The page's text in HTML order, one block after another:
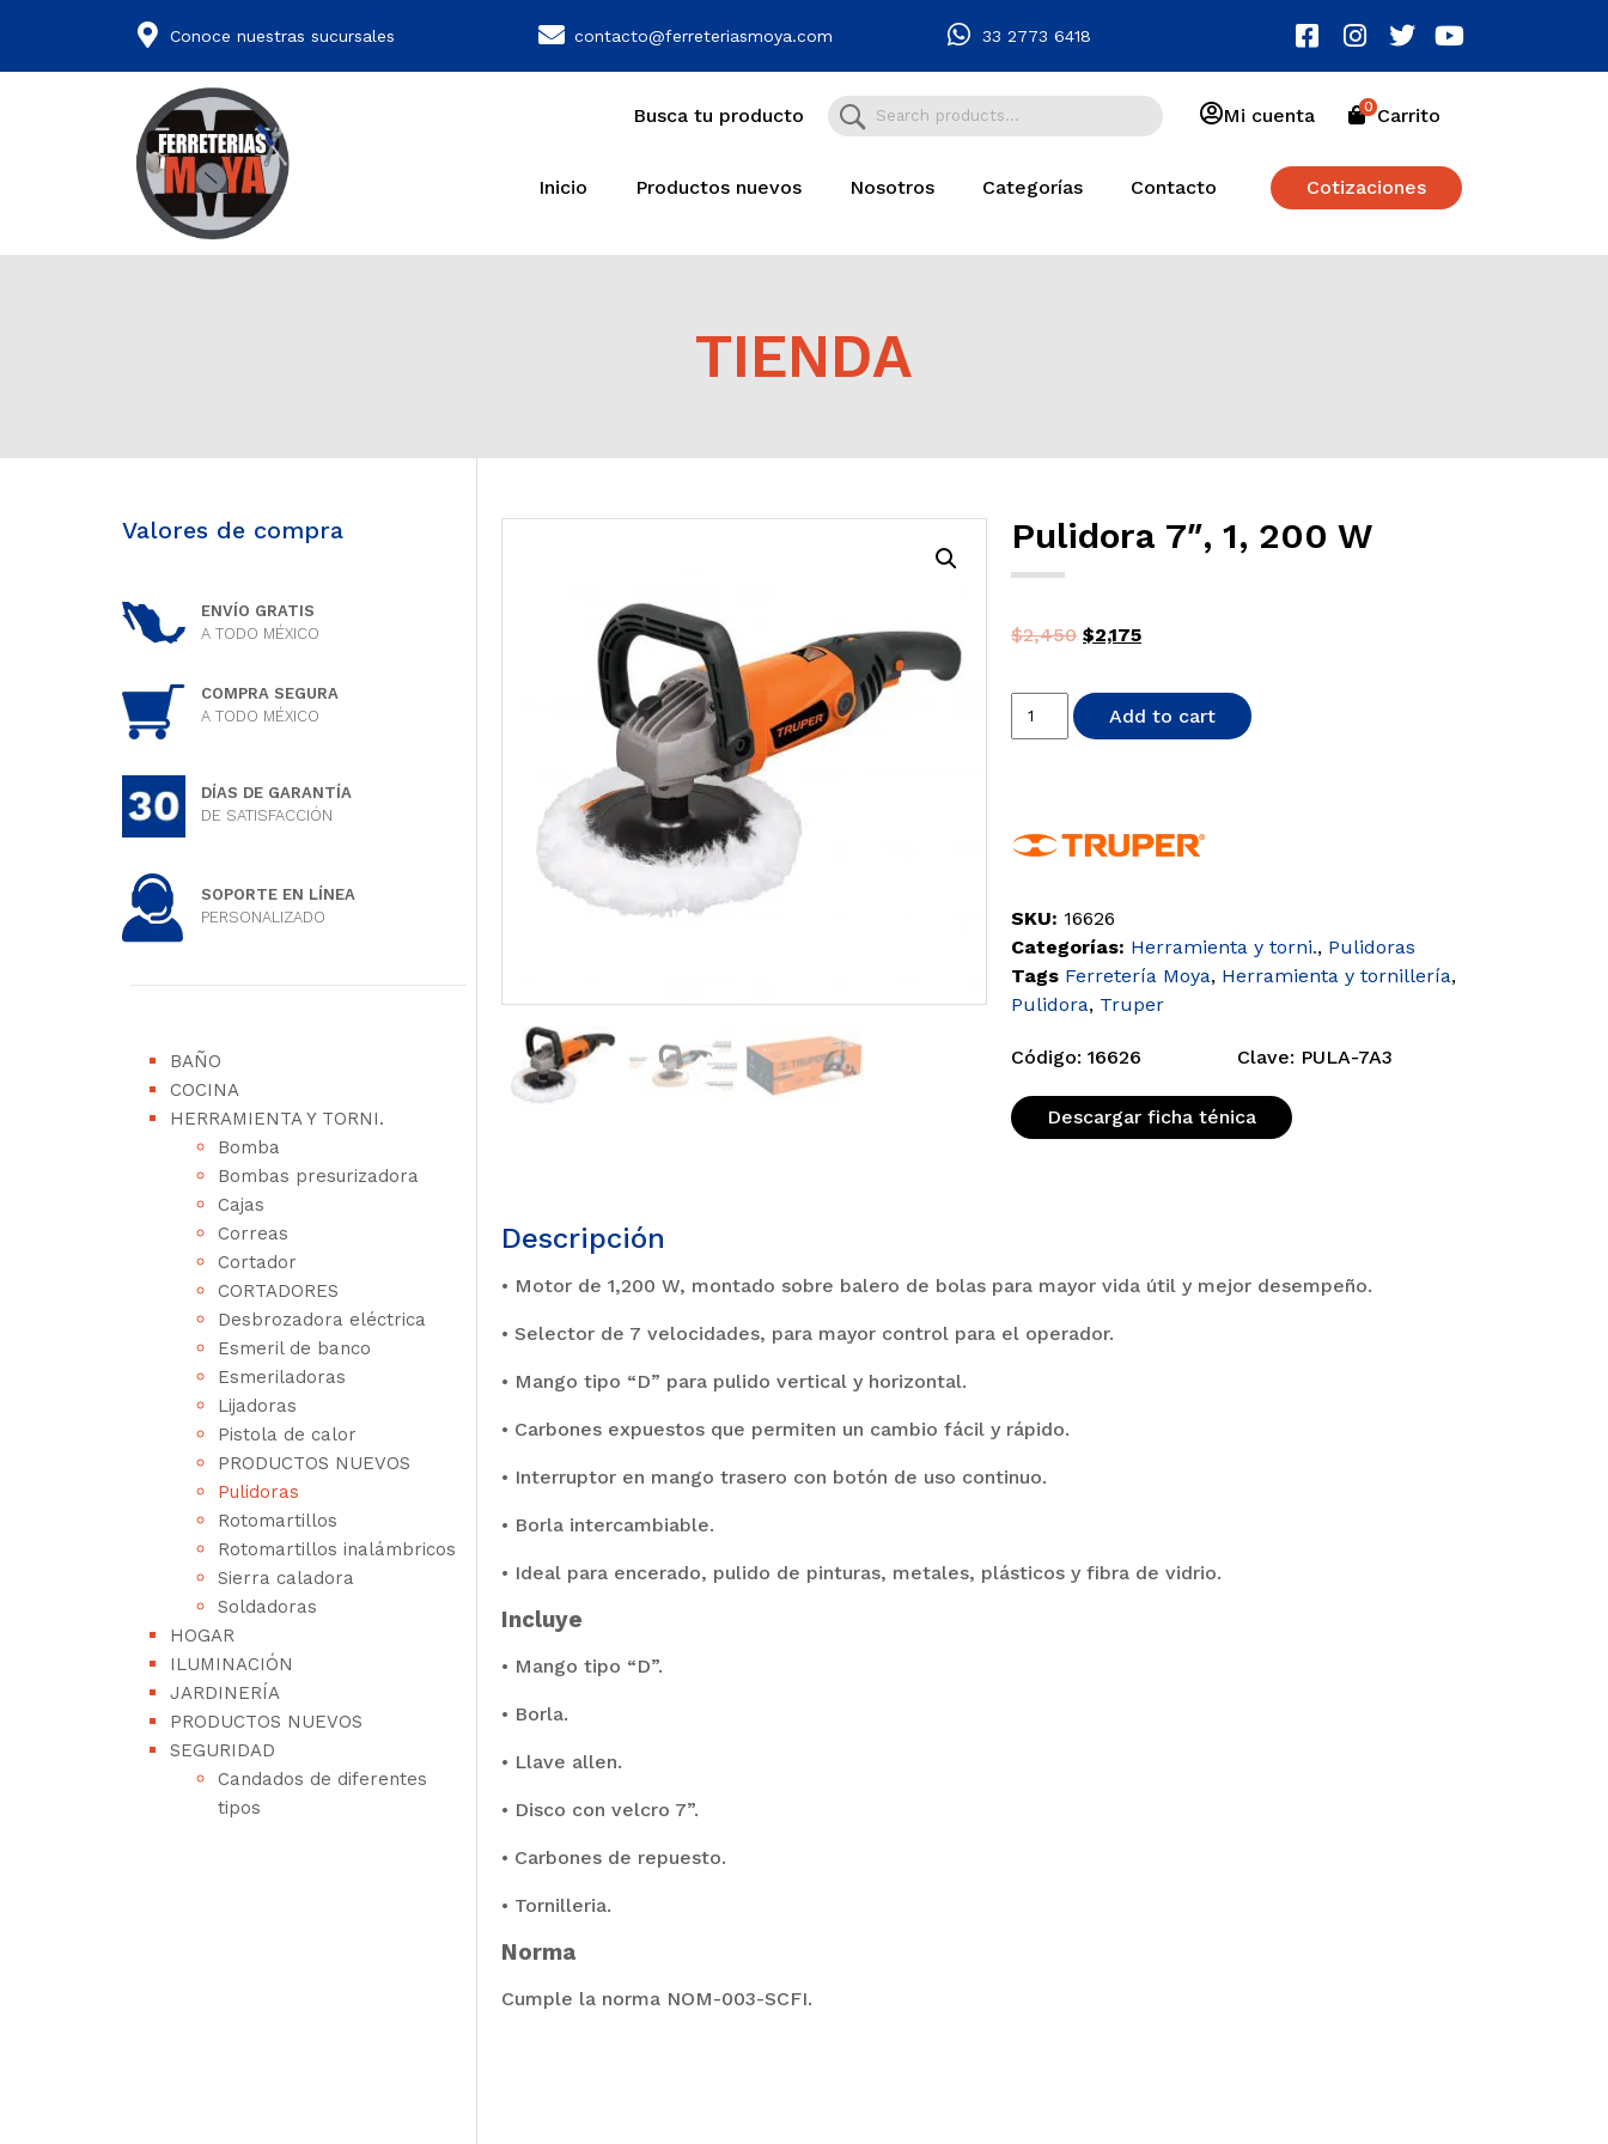
Conoce nuestras sucursales contacto@ferreteriasmoya.com 33 2773 6418
Busca tu producto Mi cuenta 0 Carrito
Inicio Productos nuevos Nosotros Categorías Contacto Cotizaciones
TIENDA
Valores de compra
ENVÍO GRATIS
A TODO MÉXICO
COMPRA SEGURA
A TODO MÉXICO
DÍAS DE GARANTÍA
DE SATISFACCIÓN
SOPORTE EN LÍNEA
PERSONALIZADO
BAÑO
COCINA
HERRAMIENTA Y TORNI.
Bomba
Bombas presurizadora
Cajas
Correas
Cortador
CORTADORES
Desbrozadora eléctrica
Esmeril de banco
Esmeriladoras
Lijadoras
Pistola de calor
PRODUCTOS NUEVOS
Pulidoras
Rotomartillos
Rotomartillos inalámbricos
Sierra caladora
Soldadoras
HOGAR
ILUMINACIÓN
JARDINERÍA
PRODUCTOS NUEVOS
SEGURIDAD
Candados de diferentes
tipos
Pulidora 7″, 1, 200 W
$2,450 $2,175
Add to cart
SKU: 16626
Categorías: Herramienta y torni., Pulidoras
Tags Ferretería Moya, Herramienta y tornillería,
Pulidora, Truper
Código: 16626 Clave: PULA-7A3
Descargar ficha ténica
Descripción
• Motor de 1,200 W, montado sobre balero de bolas para mayor vida útil y mejor desempeño.
• Selector de 7 velocidades, para mayor control para el operador.
• Mango tipo “D” para pulido vertical y horizontal.
• Carbones expuestos que permiten un cambio fácil y rápido.
• Interruptor en mango trasero con botón de uso continuo.
• Borla intercambiable.
• Ideal para encerado, pulido de pinturas, metales, plásticos y fibra de vidrio.
Incluye
• Mango tipo “D”.
• Borla.
• Llave allen.
• Disco con velcro 7”.
• Carbones de repuesto.
• Tornilleria.
Norma
Cumple la norma NOM-003-SCFI.